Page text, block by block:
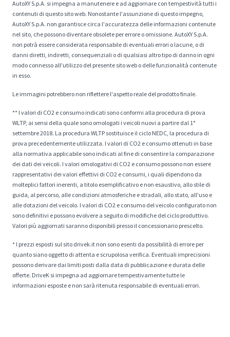
AutoXY S.p.A. si impegna a manutenere e ad aggiornare con tempestività tutti i
contenuti di questo sito web. Nonostante l'assunzione di questo impegno,
AutoXY S.p.A. non garantisce circa l'accuratezza delle informazioni contenute
nel sito, che possono diventare obsolete per errore o omissione. AutoXY S.p.A.
non potrà essere considerata responsabile di eventuali errori o lacune, o di
danni diretti, indiretti, consequenziali o di qualsiasi altro tipo di danno in ogni
modo connesso all'utilizzo del presente sito web o delle funzionalità contenute
in esso.
Le immagini potrebbero non riflettere l'aspetto reale del prodotto finale.
** I valori di CO2 e consumo indicati sono conformi alla procedura di prova
WLTP, ai sensi della quale sono omologati i veicoli nuovi a partire dal 1°
settembre 2018. La procedura WLTP sostituisce il ciclo NEDC, la procedura di
prova precedentemente utilizzata. I valori di CO2 e consumo ottenuti in base
alla normativa applicabile sono indicati al fine di consentire la comparazione
dei dati dei veicoli. I valori omologativi di CO2 e consumo possono non essere
rappresentativi dei valori effettivi di CO2 e consumi, i quali dipendono da
molteplici fattori inerenti, a titolo esemplificativo e non esaustivo, allo stile di
guida, al percorso, alle condizioni atmosferiche e stradali, allo stato, all'uso e
alle dotazioni del veicolo. I valori di CO2 e consumo del veicolo configurato non
sono definitivi e possono evolvere a seguito di modifiche del ciclo produttivo.
Valori più aggiornati saranno disponibili presso il concessionario prescelto.
* I prezzi esposti sul sito drivek.it non sono esenti da possibilità di errore per
quanto siano oggetto di attenta e scrupolosa verifica. Eventuali imprecisioni
possono derivare dai limiti posti dalla data di pubblicazione e durata delle
offerte. DriveK si impegna ad aggiornare tempestivamente tutte le
informazioni esposte e non sarà ritenuta responsabile di eventuali errori.